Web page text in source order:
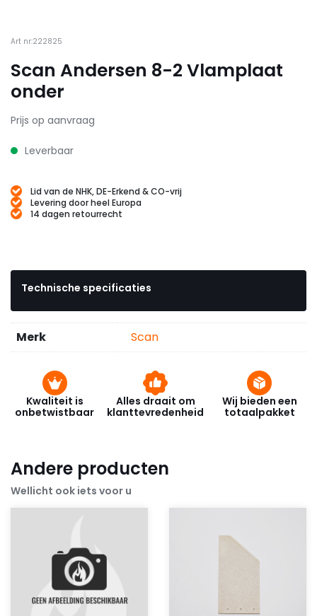
Art nr:222825
Scan Andersen 8-2 Vlamplaat
onder
Prijs op aanvraag
Leverbaar
Lid van de NHK, DE-Erkend & CO-vrij
Levering door heel Europa
14 dagen retourrecht
Technische specificaties
Merk Scan
Kwaliteit is
onbetwistbaar
Alles draait om
klanttevredenheid
Wij bieden een
totaalpakket
Andere producten
Wellicht ook iets voor u